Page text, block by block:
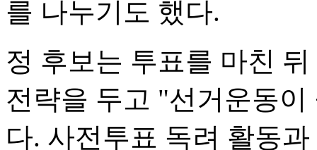
를 나누기도 했다.
정 후보는 투표를 마친
전략을 두고 "선거운동
다. 사전투표 독려 활동